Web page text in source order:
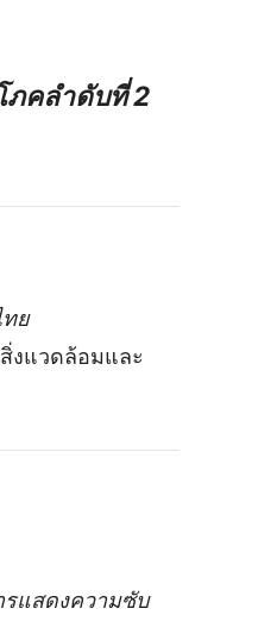
ภคลำดับที่ 2
ทย
งแวดล้อมและ
รแสดงความซับ